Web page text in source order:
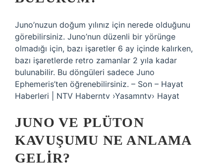
Juno’nuzun doğum yılınız için nerede olduğunu
görebilirsiniz. Juno’nun düzenli bir yörünge
olmadığı için, bazı işaretler 6 ay içinde kalırken,
bazı işaretlerde retro zamanlar 2 yıla kadar
bulunabilir. Bu döngüleri sadece Juno
Ephemeris’ten öğrenebilirsiniz. – Son – Hayat
Haberleri | NTV Haberntv ›Yasamntv› Hayat
JUNO VE PLÜTON
KAVUŞUMU NE ANLAMA
GELIR?